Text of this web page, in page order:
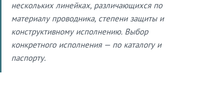
нескольких линейках, различающихся по
материалу проводника, степени защиты и
конструктивному исполнению. Выбор
конкретного исполнения — по каталогу и
паспорту.